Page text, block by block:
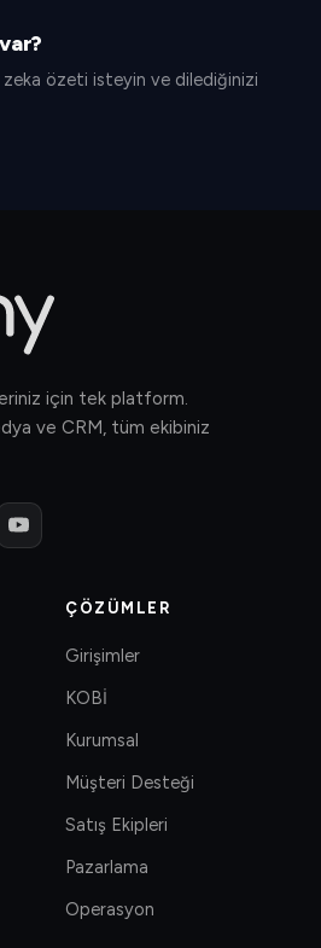
zeka özeti isteyin ve dilediğinizi
için tek platform.
ve CRM, tüm ekibiniz
ÇÖZÜMLER
Girişimler
KOBİ
Kurumsal
Müşteri Desteği
Satış Ekipleri
Pazarlama
Operasyon